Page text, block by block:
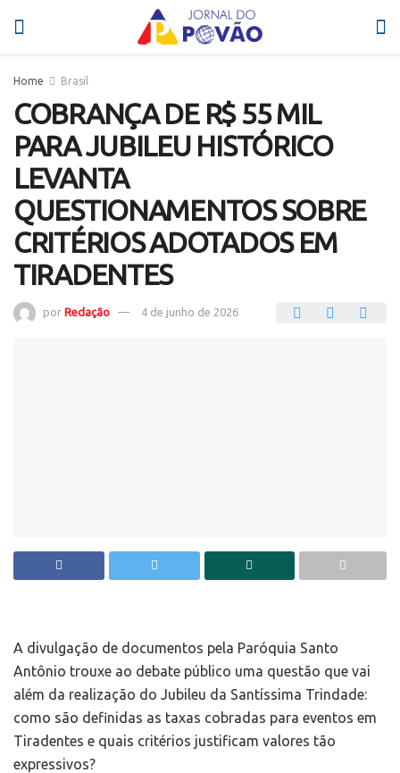
Home Brasil
COBRANÇA DE R$ 55 MIL
PARA JUBILEU HISTÓRICO
LEVANTA
QUESTIONAMENTOS SOBRE
CRITÉRIOS ADOTADOS EM
TIRADENTES
por Redação 4 de junho de 2026
A divulgação de documentos pela Paróquia Santo
Antônio trouxe ao debate público uma questão que vai
além da realização do Jubileu da Santíssima Trindade:
como são definidas as taxas cobradas para eventos em
Tiradentes e quais critérios justificam valores tão
expressivos?